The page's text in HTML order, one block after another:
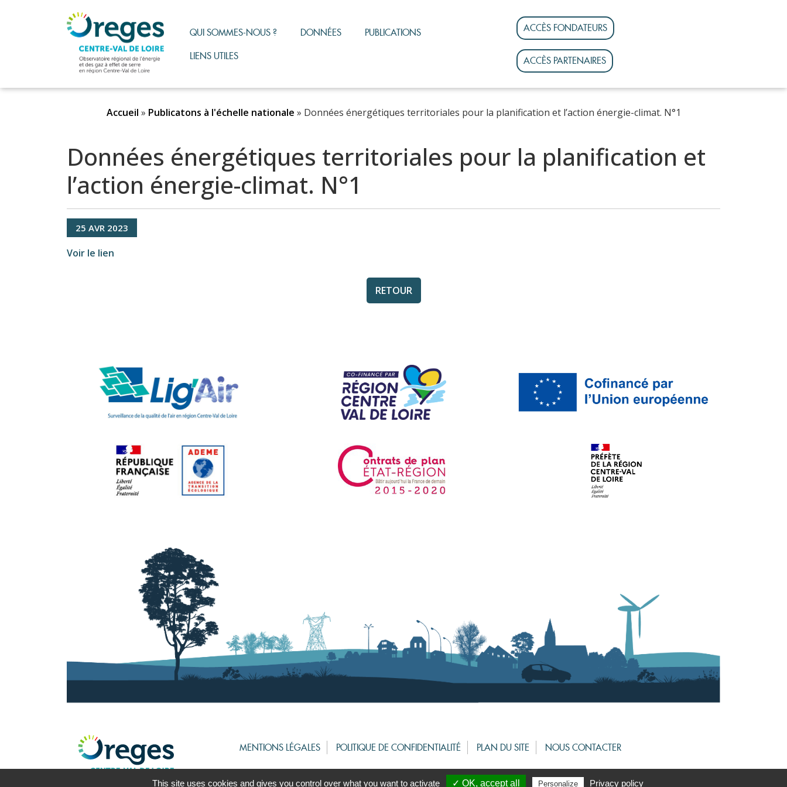
QUI SOMMES-NOUS ? DONNÉES PUBLICATIONS
LIENS UTILES
ACCÈS FONDATEURS
ACCÈS PARTENAIRES
Accueil » Publicatons à l'échelle nationale » Données énergétiques territoriales pour la planification et l’action énergie-climat. N°1
Données énergétiques territoriales pour la planification et
l’action énergie-climat. N°1
25 AVR 2023
Voir le lien
RETOUR
MENTIONS LÉGALES POLITIQUE DE CONFIDENTIALITÉ PLAN DU SITE NOUS CONTACTER
This site uses cookies and gives you control over what you want to activate ✓ OK, accept all Personalize Privacy policy